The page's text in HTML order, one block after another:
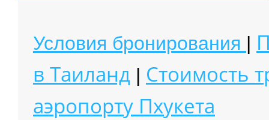
Условия бронирования |
в Таиланд | Стоимость
аэропорту Пхукета